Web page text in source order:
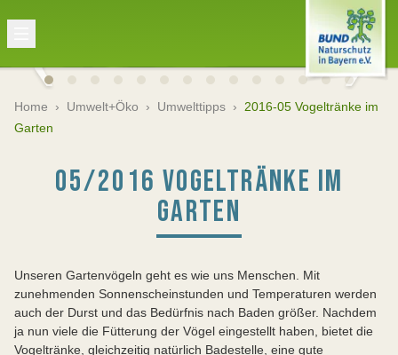
Home › Umwelt+Öko › Umwelttipps › 2016-05 Vogeltränke im
Garten
05/2016 VOGELTRÄNKE IM
GARTEN
Unseren Gartenvögeln geht es wie uns Menschen. Mit
zunehmenden Sonnenscheinstunden und Temperaturen werden
auch der Durst und das Bedürfnis nach Baden größer. Nachdem
ja nun viele die Fütterung der Vögel eingestellt haben, bietet die
Vogeltränke, gleichzeitig natürlich Badestelle, eine gute